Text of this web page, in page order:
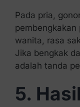
Pada pria,
wanita, rasa
Jika bengkak
adalah tanda
5.